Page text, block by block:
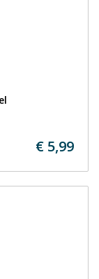
€ 5,99